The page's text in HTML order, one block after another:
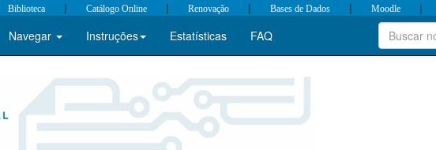
Biblioteca | Catálogo Online | Renovação | Bases de Dados | Moodle |
Navegar Instruções Estatísticas FAQ